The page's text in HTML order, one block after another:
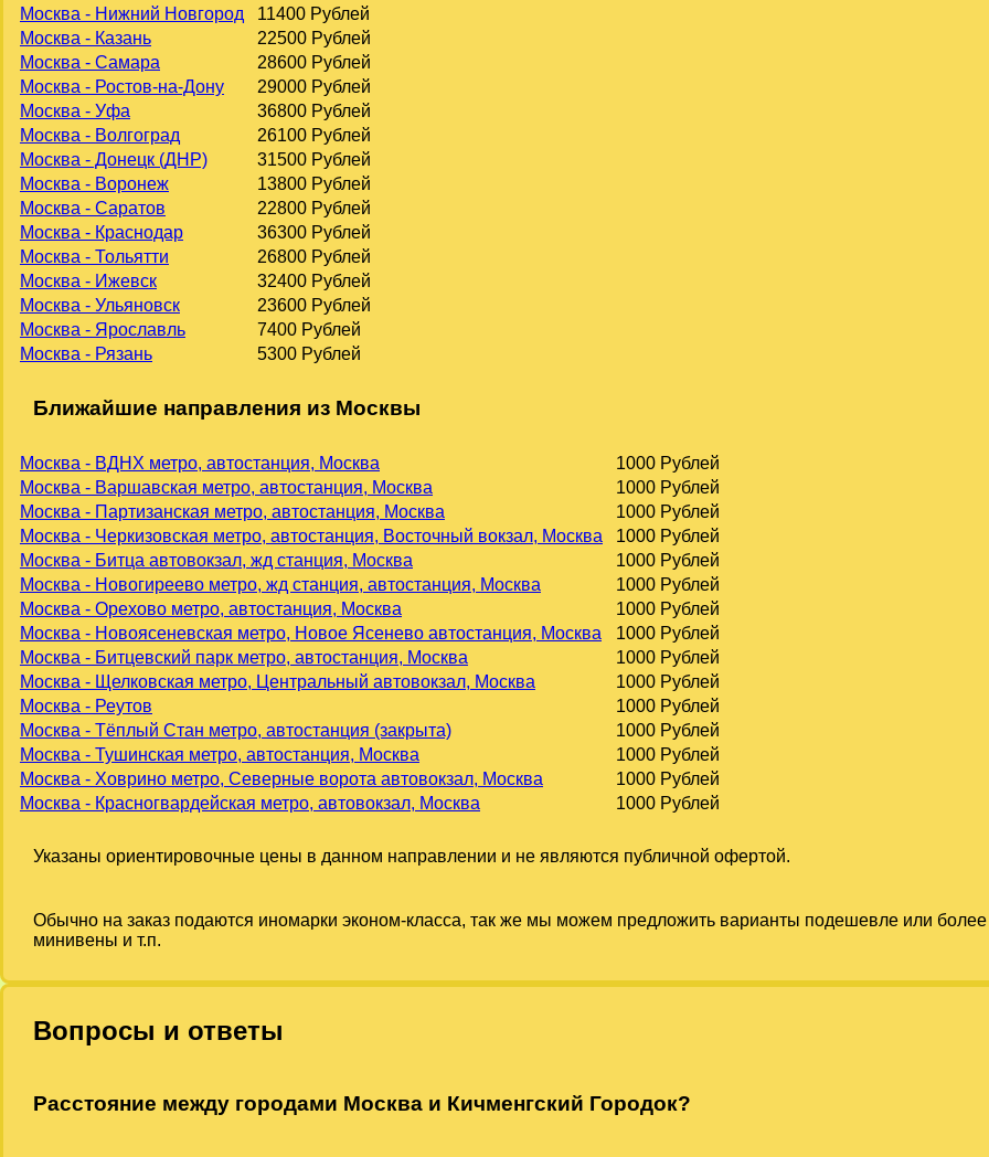
Москва - Нижний Новгород
11400 Рублей
Москва - Казань
22500 Рублей
Москва - Самара
28600 Рублей
Москва - Ростов-на-Дону
29000 Рублей
Москва - Уфа
36800 Рублей
Москва - Волгоград
26100 Рублей
Москва - Донецк (ДНР)
31500 Рублей
Москва - Воронеж
13800 Рублей
Москва - Саратов
22800 Рублей
Москва - Краснодар
36300 Рублей
Москва - Тольятти
26800 Рублей
Москва - Ижевск
32400 Рублей
Москва - Ульяновск
23600 Рублей
Москва - Ярославль
7400 Рублей
Москва - Рязань
5300 Рублей
Ближайшие направления из Москвы
Москва - ВДНХ метро, автостанция, Москва
1000 Рублей
Москва - Варшавская метро, автостанция, Москва
1000 Рублей
Москва - Партизанская метро, автостанция, Москва
1000 Рублей
Москва - Черкизовская метро, автостанция, Восточный вокзал, Москва
1000 Рублей
Москва - Битца автовокзал, жд станция, Москва
1000 Рублей
Москва - Новогиреево метро, жд станция, автостанция, Москва
1000 Рублей
Москва - Орехово метро, автостанция, Москва
1000 Рублей
Москва - Новоясеневская метро, Новое Ясенево автостанция, Москва
1000 Рублей
Москва - Битцевский парк метро, автостанция, Москва
1000 Рублей
Москва - Щелковская метро, Центральный автовокзал, Москва
1000 Рублей
Москва - Реутов
1000 Рублей
Москва - Тёплый Стан метро, автостанция (закрыта)
1000 Рублей
Москва - Тушинская метро, автостанция, Москва
1000 Рублей
Москва - Ховрино метро, Северные ворота автовокзал, Москва
1000 Рублей
Москва - Красногвардейская метро, автовокзал, Москва
1000 Рублей
Указаны ориентировочные цены в данном направлении и не являются публичной офертой.
Обычно на заказ подаются иномарки эконом-класса, так же мы можем предложить варианты подешевле или
минивены и т.п.
Вопросы и ответы
Расстояние между городами Москва и Кичменгский Городок?